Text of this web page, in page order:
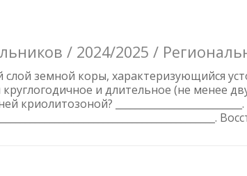
/ 2024/2025 /
земной коры, характеризующийся
и длительное (не менее